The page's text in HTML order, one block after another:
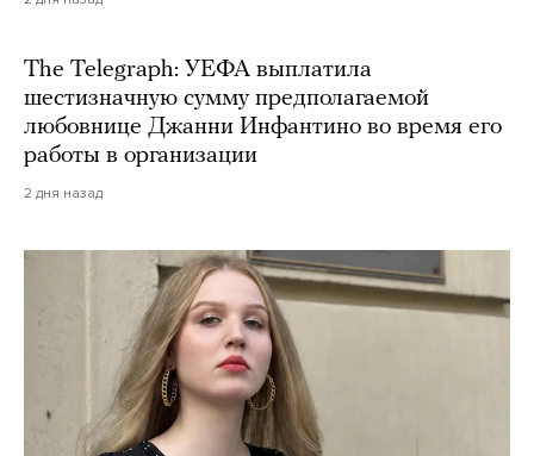
The Telegraph: УЕФА выплатила
шестизначную сумму предполагаемой
любовнице Джанни Инфантино во время его
работы в организации
2 дня назад